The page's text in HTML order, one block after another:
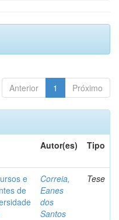
Anterior 1 Próximo
Autor(es) Tipo
e
de
Correia,
Eanes
dos
Santos
Tese